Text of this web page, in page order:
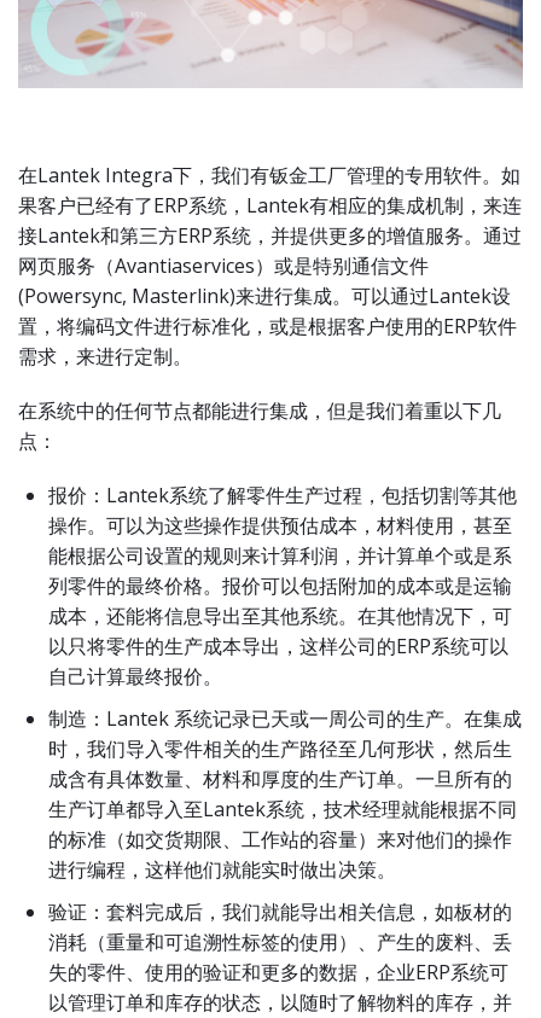
在Lantek Integra下，我们有钣金工厂管理的专用软件。如
果客户已经有了ERP系统，Lantek有相应的集成机制，来连
接Lantek和第三方ERP系统，并提供更多的增值服务。通过
网页服务（Avantiaservices）或是特别通信文件
(Powersync, Masterlink)来进行集成。可以通过Lantek设
置，将编码文件进行标准化，或是根据客户使用的ERP软件
需求，来进行定制。
在系统中的任何节点都能进行集成，但是我们着重以下几
点：
报价：Lantek系统了解零件生产过程，包括切割等其他
操作。可以为这些操作提供预估成本，材料使用，甚至
能根据公司设置的规则来计算利润，并计算单个或是系
列零件的最终价格。报价可以包括附加的成本或是运输
成本，还能将信息导出至其他系统。在其他情况下，可
以只将零件的生产成本导出，这样公司的ERP系统可以
自己计算最终报价。
制造：Lantek 系统记录已天或一周公司的生产。在集成
时，我们导入零件相关的生产路径至几何形状，然后生
成含有具体数量、材料和厚度的生产订单。一旦所有的
生产订单都导入至Lantek系统，技术经理就能根据不同
的标准（如交货期限、工作站的容量）来对他们的操作
进行编程，这样他们就能实时做出决策。
验证：套料完成后，我们就能导出相关信息，如板材的
消耗（重量和可追溯性标签的使用）、产生的废料、丢
失的零件、使用的验证和更多的数据，企业ERP系统可
以管理订单和库存的状态，以随时了解物料的库存，并